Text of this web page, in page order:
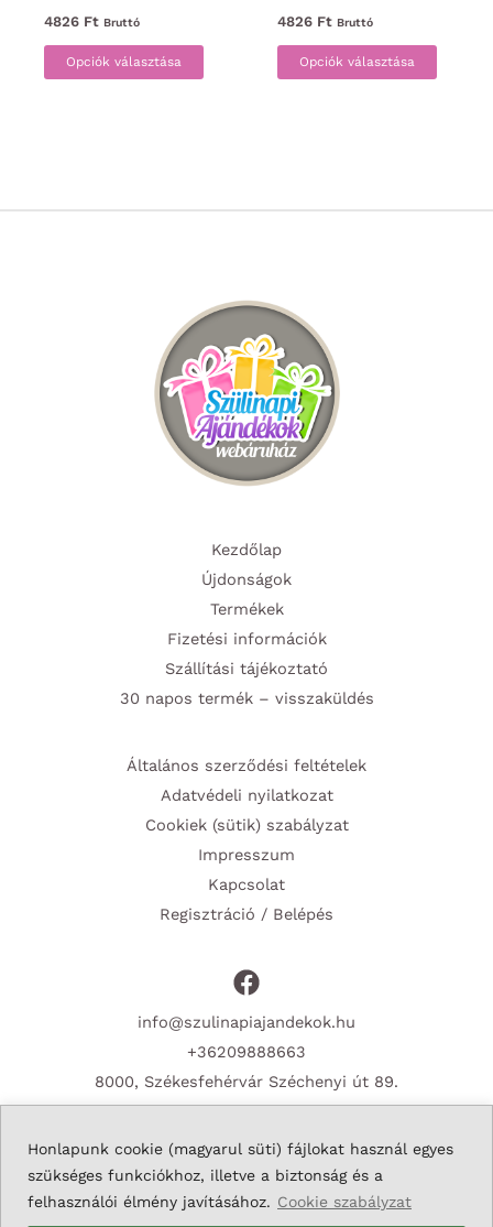
Honlapunk cookie (magyarul süti) fájlokat használ egyes
szükséges funkciókhoz, illetve a biztonság és a
felhasználói élmény javításához. Cookie szabályzat
4826 Ft Bruttó
Opciók választása
Ennek
a
termékoldalon
választhatók
ki
4826 Ft Bruttó
Opciók választása
Ennek
a
Kezdőlap
Újdonságok
Termékek
Fizetési információk
Szállítási tájékoztató
30 napos termék – visszaküldés
Általános szerződési feltételek
Adatvédeli nyilatkozat
Cookiek (sütik) szabályzat
Impresszum
Kapcsolat
Regisztráció / Belépés
info@szulinapiajandekok.hu
+36209888663
8000, Székesfehérvár Széchenyi út 89.